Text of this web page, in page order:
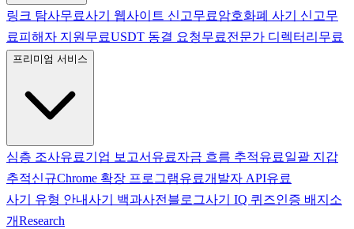
링크 탐사무료사기 웹사이트 신고무료암호화폐 사기 신고무
료피해자 지원 무료USDT 동결 요청무료전문가 디렉터리 무료
프리미엄 서비스
심층 조사유료기업 보고서 유료자금 흐름 추적유료일괄 지갑
추적신규Chrome 확장 프로그램유료개발자 API유료
사기 유형 안내사기 백과사전 블로그사기 IQ 퀴즈인증 배지 소
개Research